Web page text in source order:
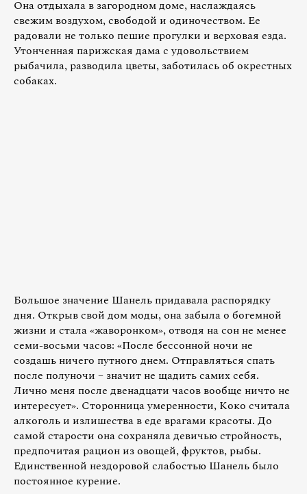
Она отдыхала в загородном доме, наслаждаясь
свежим воздухом, свободой и одиночеством. Ее
радовали не только пешие прогулки и верховая езда.
Утонченная парижская дама с удовольствием
рыбачила, разводила цветы, заботилась об окрестных
собаках.
Большое значение Шанель придавала распорядку
дня. Открыв свой дом моды, она забыла о богемной
жизни и стала «жаворонком», отводя на сон не менее
семи-восьми часов: «После бессонной ночи не
создашь ничего путного днем. Отправляться спать
после полуночи – значит не щадить самих себя.
Лично меня после двенадцати часов вообще ничто не
интересует». Сторонница умеренности, Коко считала
алкоголь и излишества в еде врагами красоты. До
самой старости она сохраняла девичью стройность,
предпочитая рацион из овощей, фруктов, рыбы.
Единственной нездоровой слабостью Шанель было
постоянное курение.